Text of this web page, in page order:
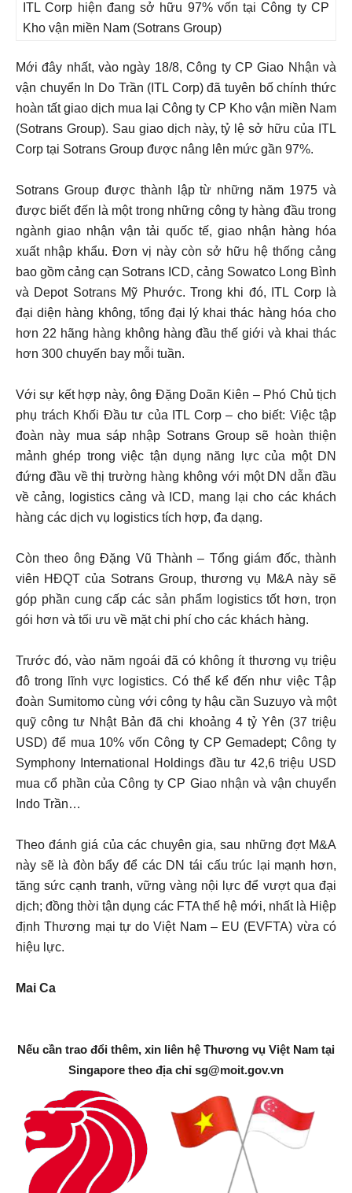
ITL Corp hiện đang sở hữu 97% vốn tại Công ty CP
Kho vận miền Nam (Sotrans Group)
Mới đây nhất, vào ngày 18/8, Công ty CP Giao Nhận và
vận chuyển In Do Trần (ITL Corp) đã tuyên bố chính thức
hoàn tất giao dịch mua lại Công ty CP Kho vận miền Nam
(Sotrans Group). Sau giao dịch này, tỷ lệ sở hữu của ITL
Corp tại Sotrans Group được nâng lên mức gần 97%.
Sotrans Group được thành lập từ những năm 1975 và
được biết đến là một trong những công ty hàng đầu trong
ngành giao nhận vận tải quốc tế, giao nhận hàng hóa
xuất nhập khẩu. Đơn vị này còn sở hữu hệ thống cảng
bao gồm cảng cạn Sotrans ICD, cảng Sowatco Long Bình
và Depot Sotrans Mỹ Phước. Trong khi đó, ITL Corp là
đại diện hàng không, tổng đại lý khai thác hàng hóa cho
hơn 22 hãng hàng không hàng đầu thế giới và khai thác
hơn 300 chuyến bay mỗi tuần.
Với sự kết hợp này, ông Đặng Doãn Kiên – Phó Chủ tịch
phụ trách Khối Đầu tư của ITL Corp – cho biết: Việc tập
đoàn này mua sáp nhập Sotrans Group sẽ hoàn thiện
mảnh ghép trong việc tận dụng năng lực của một DN
đứng đầu về thị trường hàng không với một DN dẫn đầu
về cảng, logistics cảng và ICD, mang lại cho các khách
hàng các dịch vụ logistics tích hợp, đa dạng.
Còn theo ông Đặng Vũ Thành – Tổng giám đốc, thành
viên HĐQT của Sotrans Group, thương vụ M&A này sẽ
góp phần cung cấp các sản phẩm logistics tốt hơn, trọn
gói hơn và tối ưu về mặt chi phí cho các khách hàng.
Trước đó, vào năm ngoái đã có không ít thương vụ triệu
đô trong lĩnh vực logistics. Có thể kể đến như việc Tập
đoàn Sumitomo cùng với công ty hậu cần Suzuyo và một
quỹ công tư Nhật Bản đã chi khoảng 4 tỷ Yên (37 triệu
USD) để mua 10% vốn Công ty CP Gemadept; Công ty
Symphony International Holdings đầu tư 42,6 triệu USD
mua cổ phần của Công ty CP Giao nhận và vận chuyển
Indo Trần…
Theo đánh giá của các chuyên gia, sau những đợt M&A
này sẽ là đòn bẩy để các DN tái cấu trúc lại mạnh hơn,
tăng sức cạnh tranh, vững vàng nội lực để vượt qua đại
dịch; đồng thời tận dụng các FTA thế hệ mới, nhất là Hiệp
định Thương mại tự do Việt Nam – EU (EVFTA) vừa có
hiệu lực.
Mai Ca
Nếu cần trao đổi thêm, xin liên hệ Thương vụ Việt Nam tại
Singapore theo địa chỉ sg@moit.gov.vn